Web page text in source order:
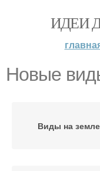
ИДЕИ
Новые
Виды на земле